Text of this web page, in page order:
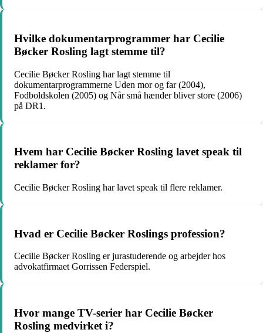
Hvilke dokumentarprogrammer har Cecilie
Bøcker Rosling lagt stemme til?
Cecilie Bøcker Rosling har lagt stemme til
dokumentarprogrammerne Uden mor og far (2004),
Fodboldskolen (2005) og Når små hænder bliver store (2006)
på DR1.
Hvem har Cecilie Bøcker Rosling lavet speak til
reklamer for?
Cecilie Bøcker Rosling har lavet speak til flere reklamer.
Hvad er Cecilie Bøcker Roslings profession?
Cecilie Bøcker Rosling er jurastuderende og arbejder hos
advokatfirmaet Gorrissen Federspiel.
Hvor mange TV-serier har Cecilie Bøcker
Rosling medvirket i?